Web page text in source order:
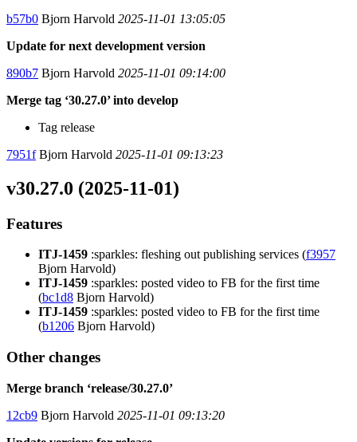
b57b0 Bjorn Harvold 2025-11-01 13:05:05
Update for next development version
890b7 Bjorn Harvold 2025-11-01 09:14:00
Merge tag ‘30.27.0’ into develop
Tag release
7951fBjorn Harvold 2025-11-01 09:13:23
v30.27.0 (2025-11-01)
Features
ITJ-1459 :sparkles: fleshing out publishing services (f3957
Bjorn Harvold)
ITJ-1459 :sparkles: posted video to FB for the first time
(bc1d8 Bjorn Harvold)
ITJ-1459 :sparkles: posted video to FB for the first time
(b1206 Bjorn Harvold)
Other changes
Merge branch ‘release/30.27.0’
12cb9 Bjorn Harvold 2025-11-01 09:13:20